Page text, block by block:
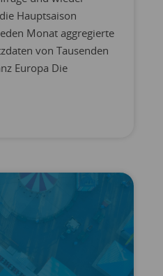
Hauptsaison
Monat aggregierte
von Tausenden
Europa Die